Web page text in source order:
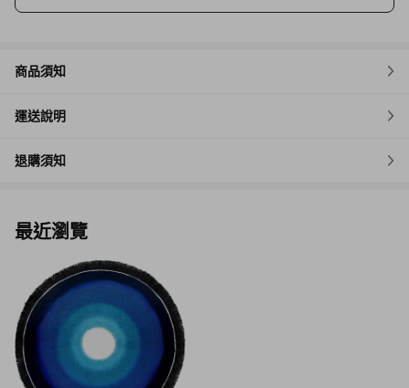
商品須知
運送說明
退購須知
最近瀏覽